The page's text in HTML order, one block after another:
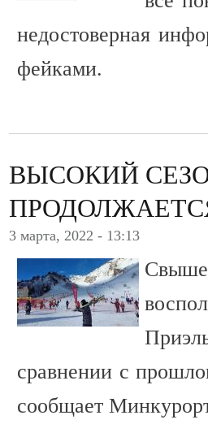
недостоверная
фейками.
ВЫСОКИЙ
3 марта, 2022 - 13:13
сравнении с
сообщает